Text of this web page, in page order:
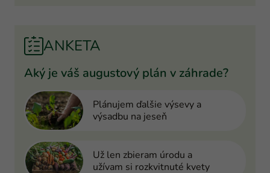
ANKETA
Aký je váš augustový plán v záhrade?
Plánujem ďalšie výsevy a
výsadbu na jeseň
Už len zbieram úrodu a
užívam si rozkvitnuté kvety